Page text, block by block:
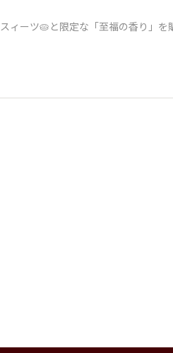
ーツ🥧と限定な「至福の香り」